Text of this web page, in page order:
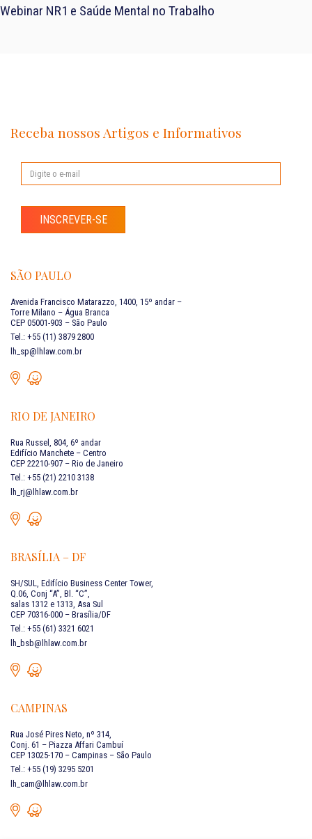
Webinar NR1 e Saúde Mental no Trabalho
Receba nossos Artigos e Informativos
INSCREVER-SE
SÃO PAULO
Avenida Francisco Matarazzo, 1400, 15º andar –
Torre Milano – Água Branca
CEP 05001-903 – São Paulo
Tel.: +55 (11) 3879 2800
lh_sp@lhlaw.com.br
RIO DE JANEIRO
Rua Russel, 804, 6º andar
Edifício Manchete – Centro
CEP 22210-907 – Rio de Janeiro
Tel.: +55 (21) 2210 3138
lh_rj@lhlaw.com.br
BRASÍLIA – DF
SH/SUL, Edifício Business Center Tower,
Q.06, Conj “A”, Bl. “C”,
salas 1312 e 1313, Asa Sul
CEP 70316-000 – Brasília/DF
Tel.: +55 (61) 3321 6021
lh_bsb@lhlaw.com.br
CAMPINAS
Rua José Pires Neto, nº 314,
Conj. 61 – Piazza Affari Cambuí
CEP 13025-170 – Campinas – São Paulo
Tel.: +55 (19) 3295 5201
lh_cam@lhlaw.com.br